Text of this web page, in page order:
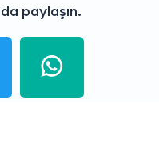
paylaşın.